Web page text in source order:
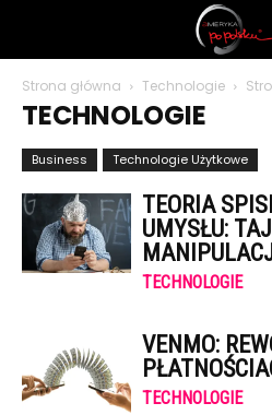
polsku
Strona główna Technologie
TECHNOLOGIE
Business Technologie Użytkowe
TEORIA
UMYSŁU:
TECHNOLOGIE
VENMO:
TECHNOLOGIE